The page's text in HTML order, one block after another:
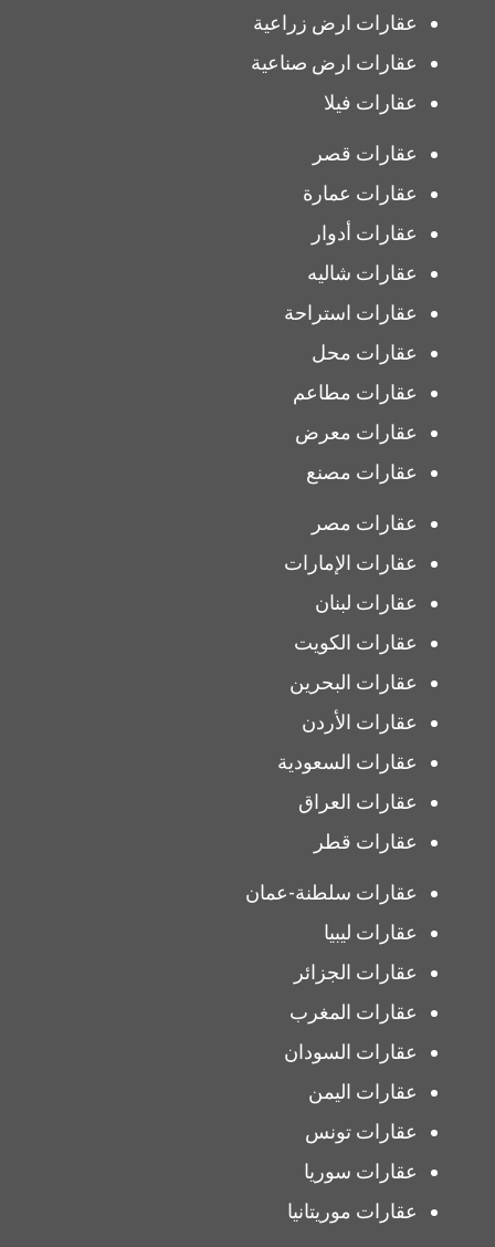
عقارات ارض زراعية
عقارات ارض صناعية
عقارات فيلا
عقارات قصر
عقارات عمارة
عقارات أدوار
عقارات شاليه
عقارات استراحة
عقارات محل
عقارات مطاعم
عقارات معرض
عقارات مصنع
عقارات مصر
عقارات الإمارات
عقارات لبنان
عقارات الكويت
عقارات البحرين
عقارات الأردن
عقارات السعودية
عقارات العراق
عقارات قطر
عقارات سلطنة-عمان
عقارات ليبيا
عقارات الجزائر
عقارات المغرب
عقارات السودان
عقارات اليمن
عقارات تونس
عقارات سوريا
عقارات موريتانيا